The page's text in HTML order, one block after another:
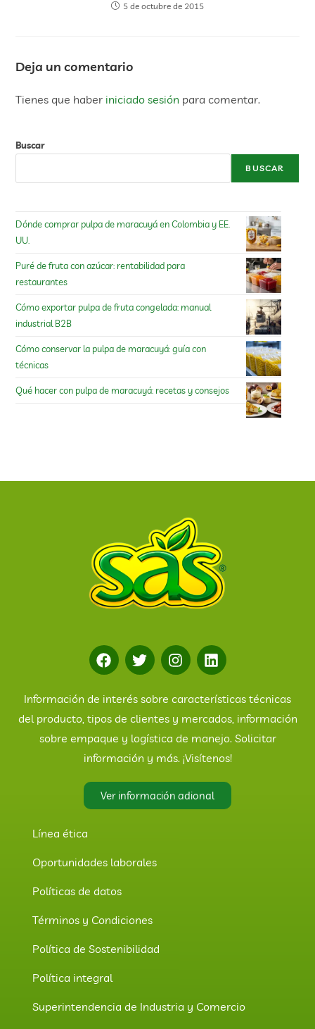
5 de octubre de 2015
Deja un comentario
Tienes que haber iniciado sesión para comentar.
Buscar
BUSCAR
Dónde comprar pulpa de maracuyá en Colombia y EE.
UU.
Puré de fruta con azúcar: rentabilidad para
restaurantes
Cómo exportar pulpa de fruta congelada: manual
industrial B2B
Cómo conservar la pulpa de maracuyá: guía con
técnicas
Qué hacer con pulpa de maracuyá: recetas y consejos
Información de interés sobre características técnicas
del producto, tipos de clientes y mercados, información
sobre empaque y logística de manejo. Solicitar
información y más. ¡Visítenos!
Ver información adional
Línea ética
Oportunidades laborales
Políticas de datos
Términos y Condiciones
Política de Sostenibilidad
Política integral
Superintendencia de Industria y Comercio